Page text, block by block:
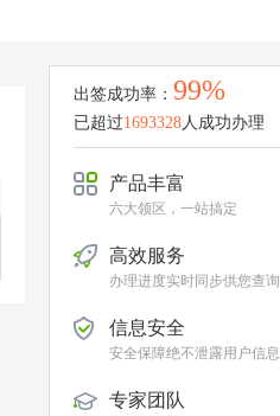
出签成功率： 99%
已超过1693328人成功办理
产品丰富
六大领区，一站搞定
高效服务
办理进度实时同步供您查询
信息安全
安全保障绝不泄露用户信息
专家团队